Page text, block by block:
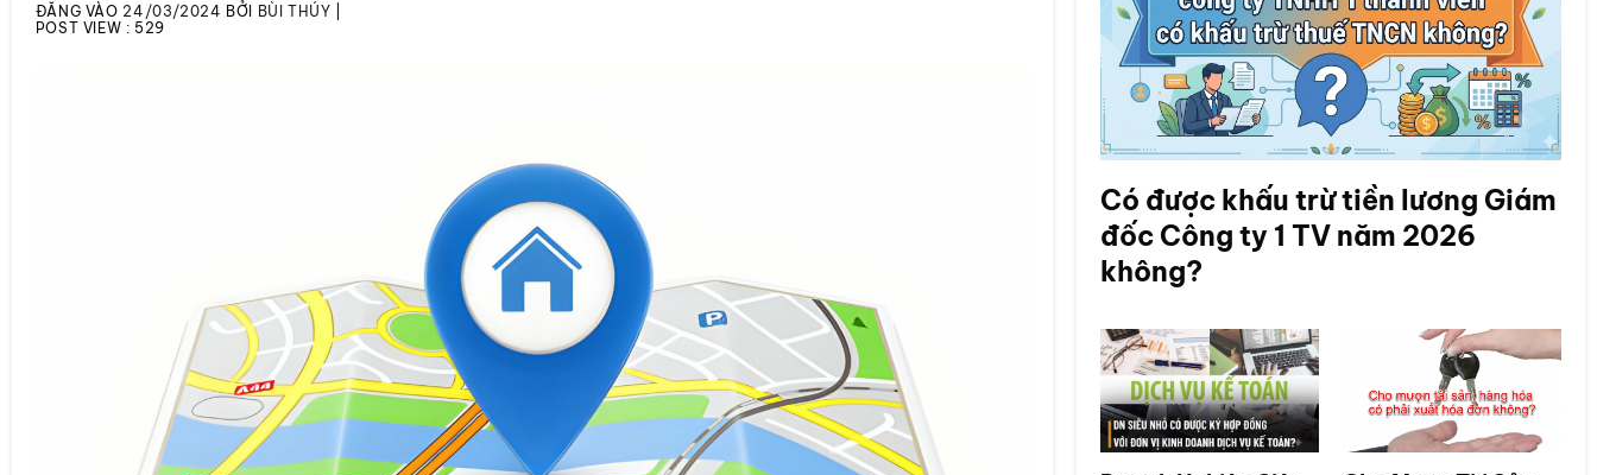
ĐĂNG VÀO 24/03/2024 BỞI BÙI THÚY
POST VIEW :529
Có được khấu trừ tiền lương Giám
đốc Công ty 1 TV năm 2026
không?